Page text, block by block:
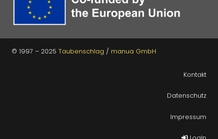
© 1997 – 2025 Taubenschlag / manua GmbH
Kontakt
Datenschutz
Impressum